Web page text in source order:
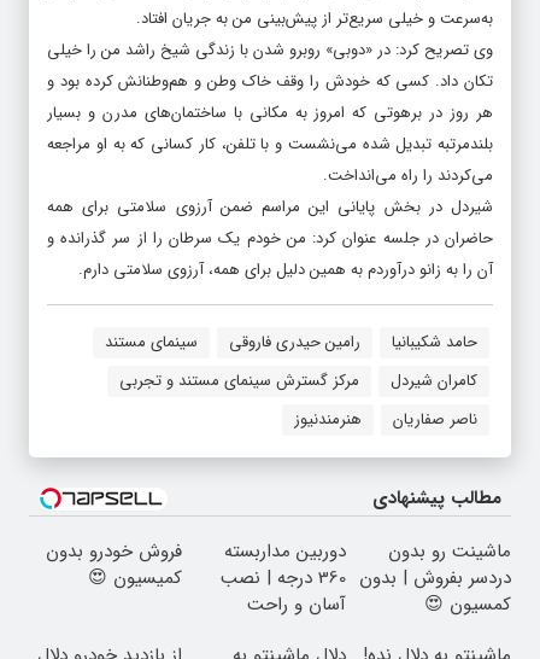
به‌سرعت و خیلی سریع‌تر از پیش‌بینی من به جریان افتاد.
وی تصریح کرد: در «دوبی» روبرو شدن با زندگی شیخ راشد من را خیلی
تکان داد. کسی که خودش را وقف خاک وطن و هم‌وطنانش کرده بود و
هر روز در برهوتی که امروز به مکانی با ساختمان‌های مدرن و بسیار
بلندمرتبه تبدیل شده می‌نشست و با تلفن، کار کسانی که به او مراجعه
می‌کردند را راه می‌انداخت.
شیردل در بخش پایانی این مراسم ضمن آرزوی سلامتی برای همه
حاضران در جلسه عنوان کرد: من خودم یک سرطان را از سر گذرانده و
آن را به زانو درآوردم به همین دلیل برای همه، آرزوی سلامتی دارم.
حامد شکیبانیا رامین حیدری فاروقی
سینمای مستند
کامران شیردل
مرکز گسترش سینمای مستند و تجربی
ناصر صفاریان
هنرمندنیوز
مطالب پیشنهادی
ماشینت رو بدون
دردسر بفروش | بدون
کمسیون 😍
دوربین مداربسته
360 درجه | نصب
آسان و راحت
فروش خودرو بدون
کمیسیون 😍